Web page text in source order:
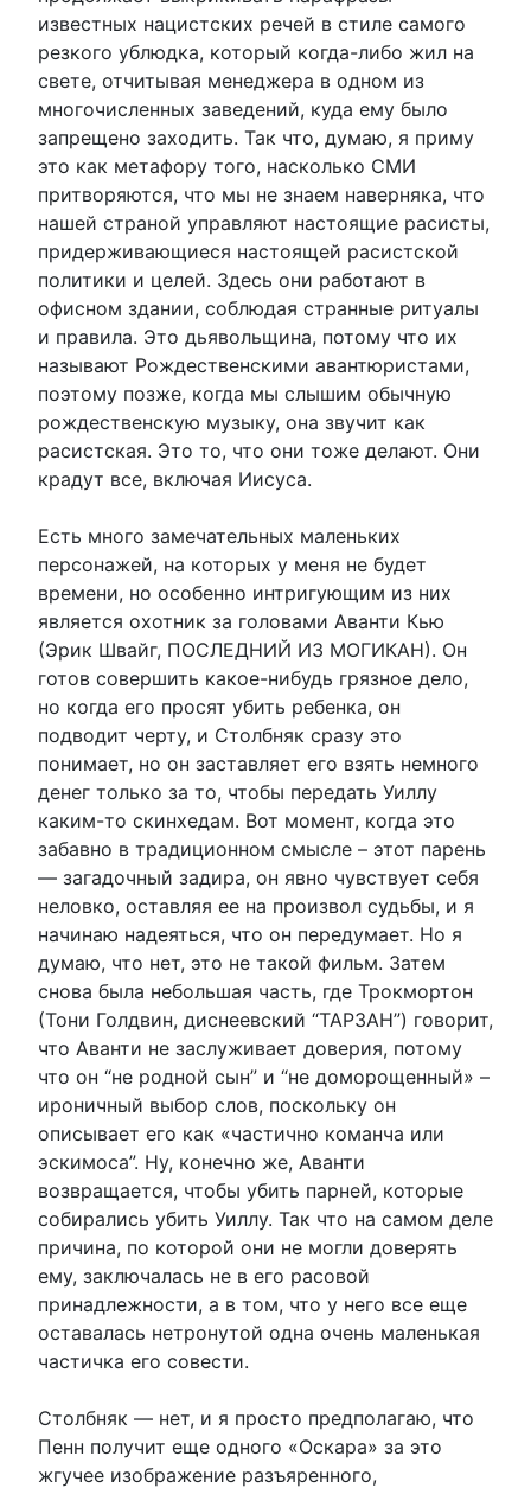
известных нацистских речей в стиле самого
резкого ублюдка, который когда-либо жил на
свете, отчитывая менеджера в одном из
многочисленных заведений, куда ему было
запрещено заходить. Так что, думаю, я приму
это как метафору того, насколько СМИ
притворяются, что мы не знаем наверняка, что
нашей страной управляют настоящие расисты,
придерживающиеся настоящей расистской
политики и целей. Здесь они работают в
офисном здании, соблюдая странные ритуалы
и правила. Это дьявольщина, потому что их
называют Рождественскими авантюристами,
поэтому позже, когда мы слышим обычную
рождественскую музыку, она звучит как
расистская. Это то, что они тоже делают. Они
крадут все, включая Иисуса.
Есть много замечательных маленьких
персонажей, на которых у меня не будет
времени, но особенно интригующим из них
является охотник за головами Аванти Кью
(Эрик Швайг, ПОСЛЕДНИЙ ИЗ МОГИКАН). Он
готов совершить какое-нибудь грязное дело,
но когда его просят убить ребенка, он
подводит черту, и Столбняк сразу это
понимает, но он заставляет его взять немного
денег только за то, чтобы передать Уиллу
каким-то скинхедам. Вот момент, когда это
забавно в традиционном смысле – этот парень
— загадочный задира, он явно чувствует себя
неловко, оставляя ее на произвол судьбы, и я
начинаю надеяться, что он передумает. Но я
думаю, что нет, это не такой фильм. Затем
снова была небольшая часть, где Трокмортон
(Тони Голдвин, диснеевский “ТАРЗАН”) говорит,
что Аванти не заслуживает доверия, потому
что он “не родной сын” и “не доморощенный» –
ироничный выбор слов, поскольку он
описывает его как «частично команча или
эскимоса”. Ну, конечно же, Аванти
возвращается, чтобы убить парней, которые
собирались убить Уиллу. Так что на самом деле
причина, по которой они не могли доверять
ему, заключалась не в его расовой
принадлежности, а в том, что у него все еще
оставалась нетронутой одна очень маленькая
частичка его совести.
Столбняк — нет, и я просто предполагаю, что
Пенн получит еще одного «Оскара» за это
жгучее изображение разъяренного,